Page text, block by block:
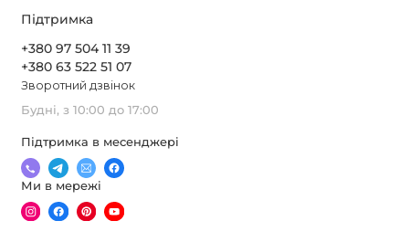
Підтримка
+380 97 504 11 39
+380 63 522 51 07
Зворотний дзвінок
Будні, з 10:00 до 17:00
Підтримка в месенджері
Ми в мережі